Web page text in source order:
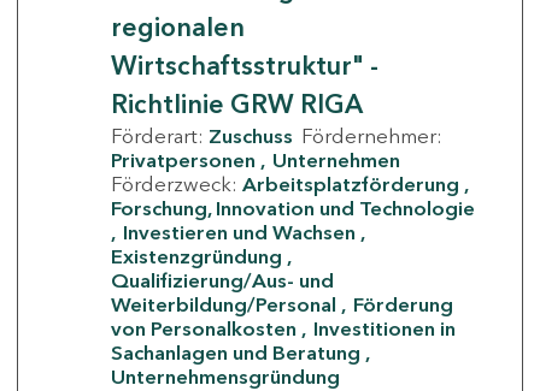
regionalen
Wirtschaftsstruktur" -
Richtlinie GRW RIGA
Förderart: Zuschuss Fördernehmer:
Privatpersonen
Unternehmen
Förderzweck: Arbeitsplatzförderung
Forschung, Innovation und Technologie
Investieren und Wachsen
Existenzgründung
Qualifizierung/Aus- und
Weiterbildung/Personal
Förderung
von Personalkosten
Investitionen in
Sachanlagen und Beratung
Unternehmensgründung